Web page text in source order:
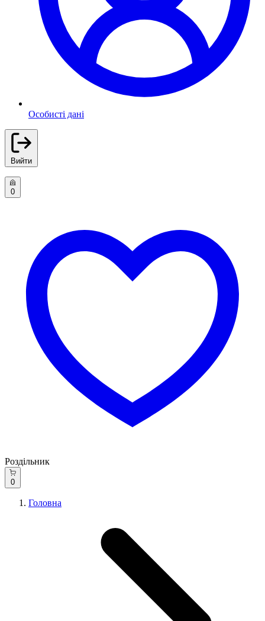
Особисті дані
Вийти
0
Роздільник
0
Головна